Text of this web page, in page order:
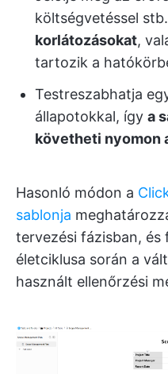
költségvetéssel
korlátozásokat,
tartozik a
Testreszabhatja
állapotokkal, így a
követheti nyomon
Hasonló módon a
sablonja
tervezési fázisban, és
életciklusa során a
használt ellenőrzési